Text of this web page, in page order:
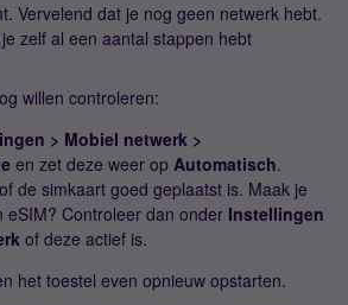
Vervelend dat je nog geen netwerk hebt.
zelf al een aantal stappen hebt
willen controleren:
> Mobiel netwerk >
en zet deze weer op Automatisch.
de simkaart goed geplaatst is. Maak je
eSIM? Controleer dan onder Instellingen
of deze actief is.
het toestel even opnieuw opstarten.